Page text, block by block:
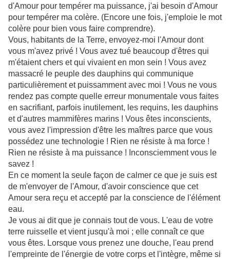
d'Amour pour tempérer ma puissance, j'ai besoin d'Amour
pour tempérer ma colère. (Encore une fois, j'emploie le mot
colère pour bien vous faire comprendre).
Vous, habitants de la Terre, envoyez-moi l'Amour dont
vous m'avez privé ! Vous avez tué beaucoup d'êtres qui
m'étaient chers et qui vivaient en mon sein ! Vous avez
massacré le peuple des dauphins qui communique
particulièrement et puissamment avec moi ! Vous ne vous
rendez pas compte quelle erreur monumentale vous faites
en sacrifiant, parfois inutilement, les requins, les dauphins
et d'autres mammifères marins ! Vous êtes inconscients,
vous avez l'impression d'être les maîtres parce que vous
possédez une technologie ! Rien ne résiste à ma force !
Rien ne résiste à ma puissance ! Inconsciemment vous le
savez !
En ce moment la seule façon de calmer ce que je suis est
de m'envoyer de l'Amour, d'avoir conscience que cet
Amour sera reçu et accepté par la conscience de l'élément
eau.
Je vous ai dit que je connais tout de vous. L'eau de votre
terre ruisselle et vient jusqu'à moi ; elle connaît ce que
vous êtes. Lorsque vous prenez une douche, l'eau prend
l'empreinte de l'énergie de votre corps et l'intègre, même si